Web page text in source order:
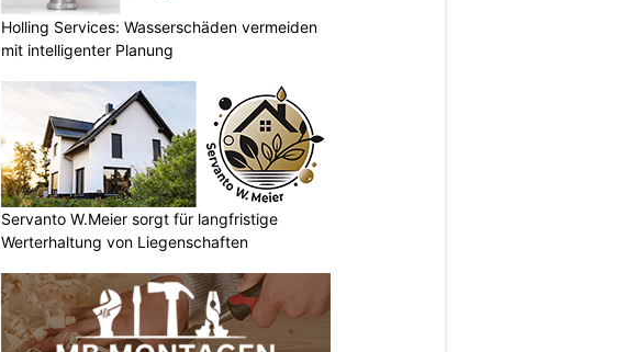
Holling Services: Wasserschäden vermeiden
mit intelligenter Planung
Servanto W.Meier sorgt für langfristige
Werterhaltung von Liegenschaften